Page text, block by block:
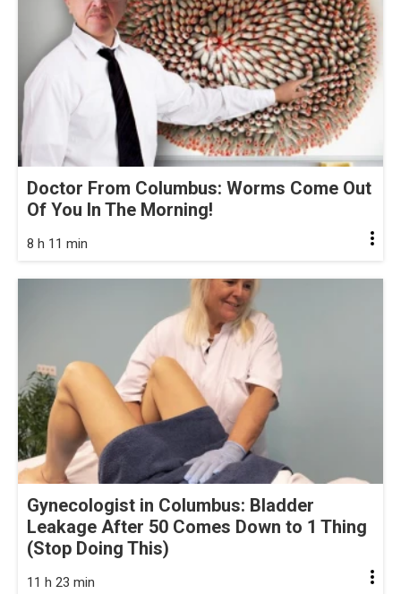
Doctor From Columbus: Worms Come Out
Of You In The Morning!
8 h 11 min
Gynecologist in Columbus: Bladder
Leakage After 50 Comes Down to 1 Thing
(Stop Doing This)
11 h 23 min